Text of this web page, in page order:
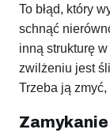
To błąd, który
schnąć
inną strukturę
zwilżeniu jest
Trzeba ją